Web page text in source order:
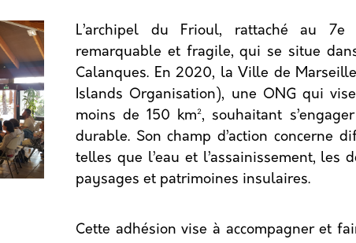
L’archipel du Frioul, rattaché au 7e
remarquable et fragile, qui se situe
Calanques. En 2020, la Ville de
Islands Organisation), une ONG qui
moins de 150 km², souhaitant
durable. Son champ d’action concerne
telles que l’eau et l’assainissement, les
paysages et patrimoines insulaires.
Cette adhésion vise à accompagner et